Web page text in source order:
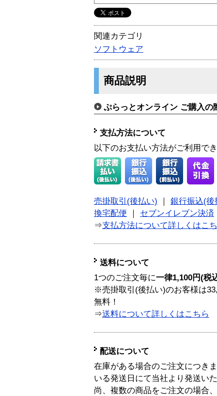
関連カテゴリ
ソフトウェア
商品説明
ぷらっとオンライン ご購入の
支払方法について
以下のお支払い方法がご利用で
売掛取引(後払い)
銀行振込(後
換宅配便
セブンイレブン決済
⇒支払方法について詳しくはこ
送料について
1つのご注文毎に一律1,100円(税
※売掛取引(後払い)のお客様は
無料！
⇒送料について詳しくはこちら
配送について
在庫がある場合のご注文につき
いる発送日にて当社より発送い
尚、複数の商品をご注文の場合